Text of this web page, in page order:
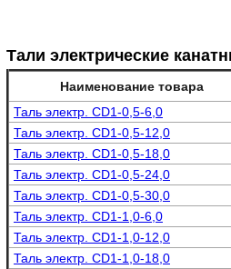
Тали электрические
Наименование товара
Таль электр. CD1-0,5-6,0
Таль электр. CD1-0,5-12,0
Таль электр. CD1-0,5-18,0
Таль электр. CD1-0,5-24,0
Таль электр. CD1-0,5-30,0
Таль электр. CD1-1,0-6,0
Таль электр. CD1-1,0-12,0
Таль электр. CD1-1,0-18,0